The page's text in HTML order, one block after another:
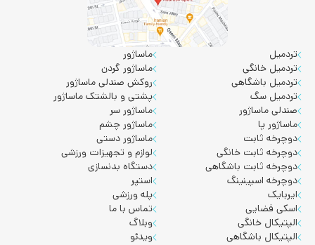
تردمیل
تردمیل خانگی
تردمیل باشگاهی
تردمیل سگ
صندلی ماساژور
ماساژور پا
دوچرخه ثابت
دوچرخه ثابت خانگی
دوچرخه ثابت باشگاهی
دوچرخه اسپینینگ
ایربایک
اسکی فضایی
الپتیکال خانگی
الپتیکال باشگاهی
ماساژور
ماساژور گردن
روکش صندلی ماساژور
پشتی و بالشتک ماساژور
ماساژور سر
ماساژور چشم
ماساژور دستی
لوازم و تجهیزات ورزشی
دستگاه بدنسازی
استپر
پله ورزشی
تماس با ما
وبلاگ
ویدئو